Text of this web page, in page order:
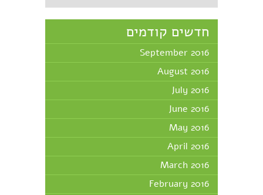
חדשים קודמים
September 2016
August 2016
July 2016
June 2016
May 2016
April 2016
March 2016
February 2016